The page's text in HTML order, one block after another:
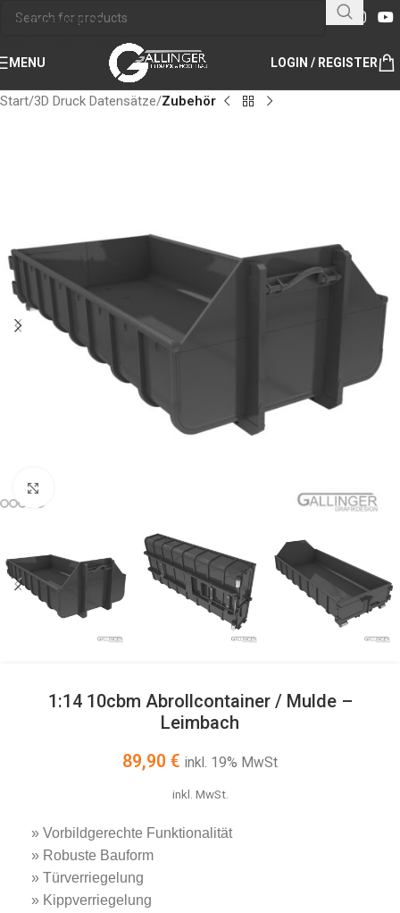
Skip to navigation
Skip to main content
MENU LOGIN / REGISTER
Start 3D Druck Datensätze Zubehör
1:14 10cbm Abrollcontainer / Mulde –
Leimbach
89,90 € inkl. 19% MwSt
inkl. MwSt.
» Vorbildgerechte Funktionalität
» Robuste Bauform
» Türverriegelung
» Kippverriegelung